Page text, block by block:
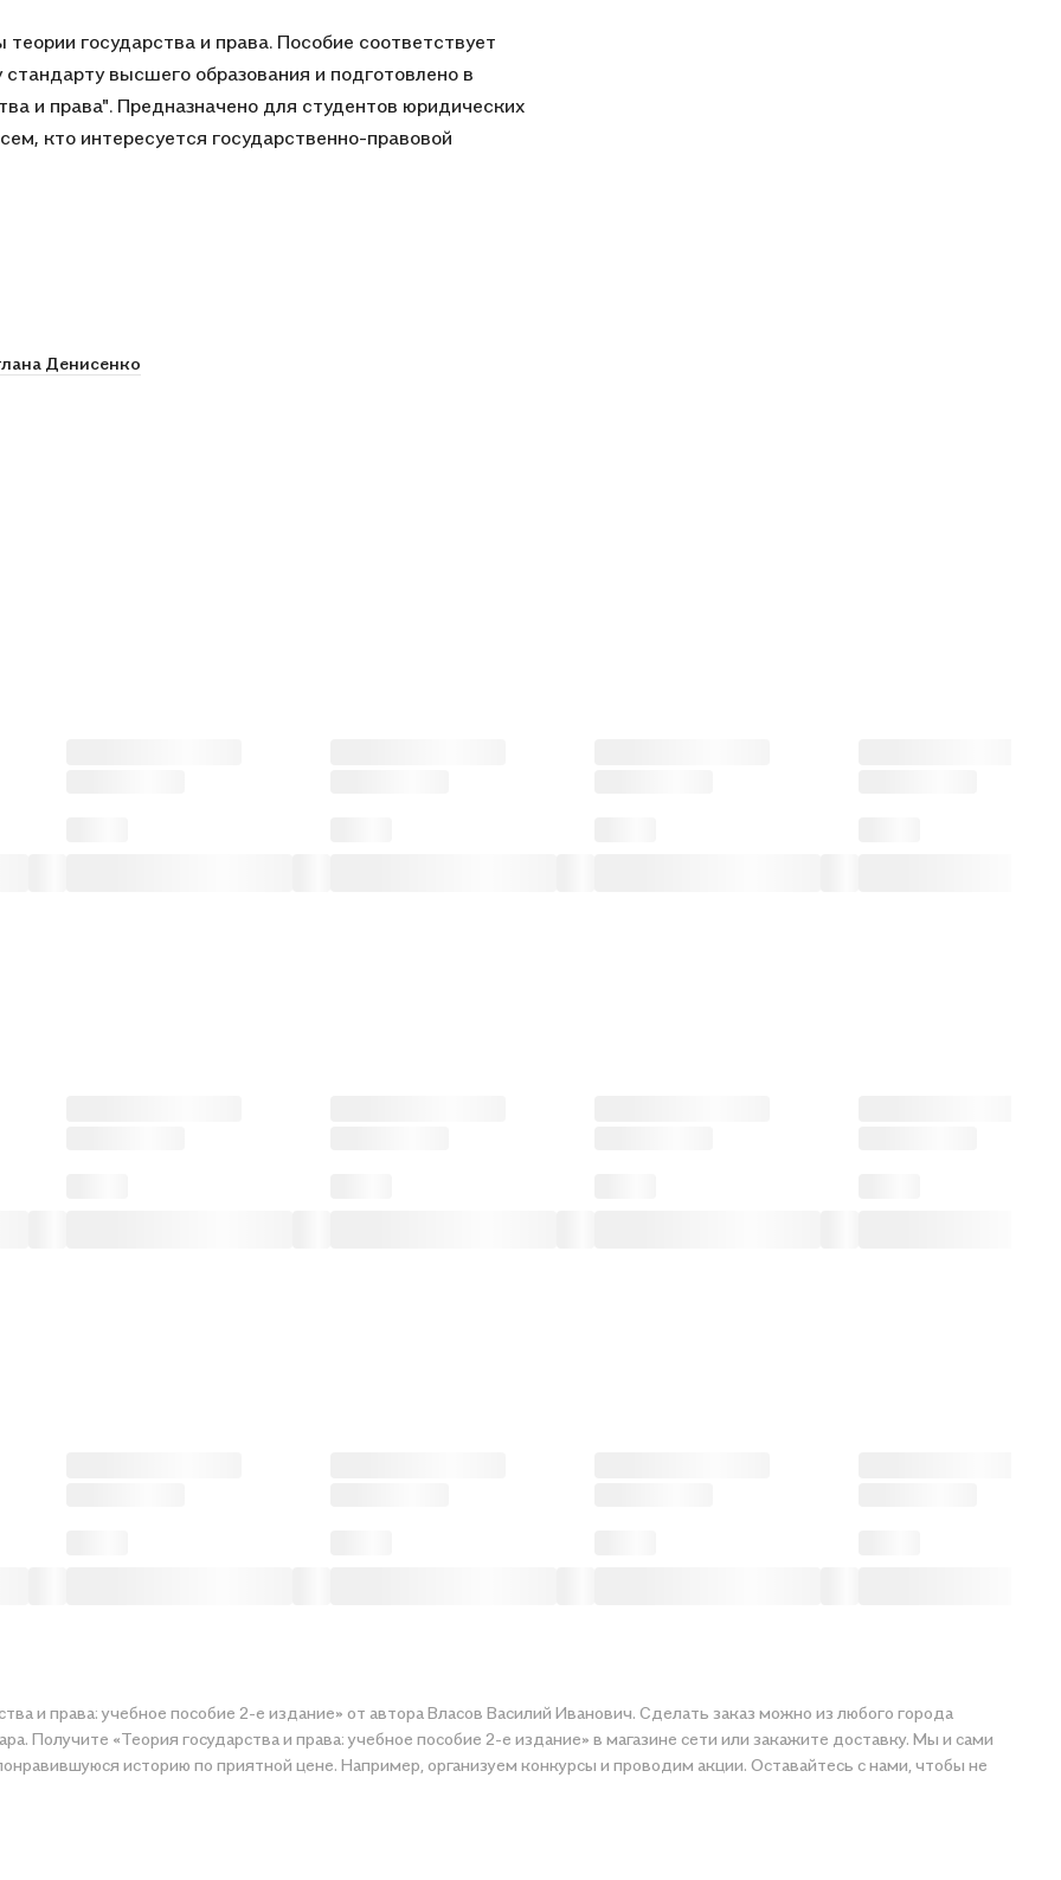
государства и права. Пособие соответствует
высшего образования и подготовлено в
и права". Предназначено для студентов юридических
кто интересуется государственно-правовой
Денисенко
и права: учебное пособие 2-е издание» от автора Власов Василий Иванович. Сделать заказ можно из любого города
Получите «Теория государства и права: учебное пособие 2-е издание» в магазине сети или закажите доставку. Мы и сами